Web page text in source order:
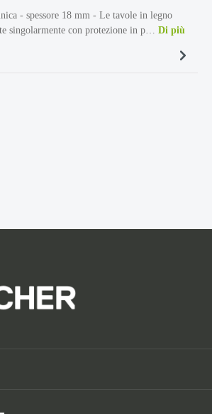
- spessore 18 mm - Le tavole in legno
singolarmente con protezione in p… Di più